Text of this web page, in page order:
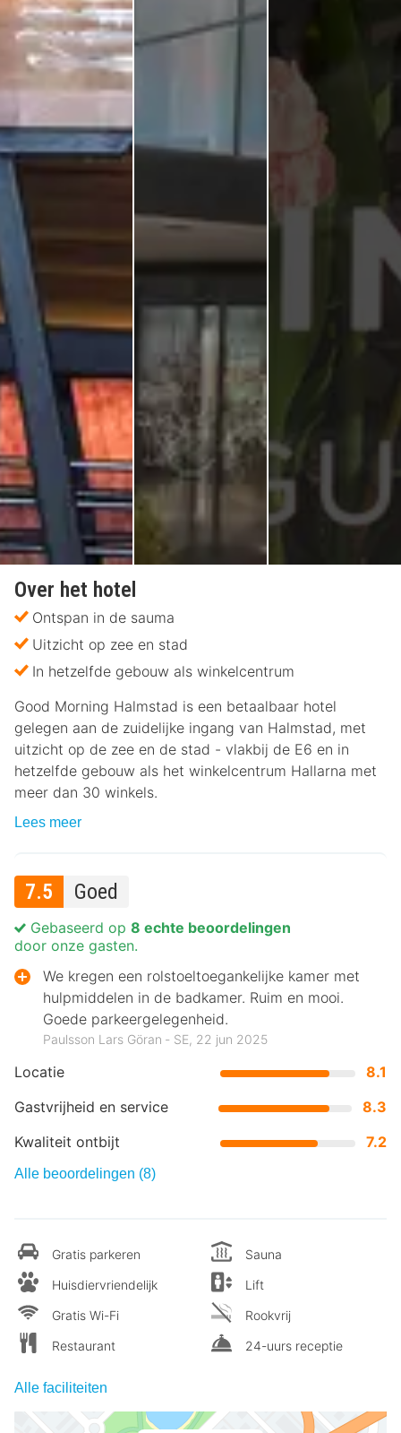
Over het hotel
Ontspan in de sauma
Uitzicht op zee en stad
In hetzelfde gebouw als winkelcentrum
Good Morning Halmstad is een betaalbaar hotel
gelegen aan de zuidelijke ingang van Halmstad, met
uitzicht op de zee en de stad - vlakbij de E6 en in
hetzelfde gebouw als het winkelcentrum Hallarna met
meer dan 30 winkels.
Lees meer
7.5 Goed
Locatie
8.1
Gastvrijheid en service
8.3
Kwaliteit ontbijt
7.2
Gebaseerd op 8 echte beoordelingen
door onze gasten.
We kregen een rolstoeltoegankelijke kamer met
hulpmiddelen in de badkamer. Ruim en mooi.
Goede parkeergelegenheid.
Paulsson Lars Göran ‐ SE, 22 jun 2025
Alle beoordelingen (8)
Gratis parkeren
Huisdiervriendelijk
Gratis Wi-Fi
Restaurant
Sauna
Lift
Rookvrij
24-uurs receptie
Alle faciliteiten